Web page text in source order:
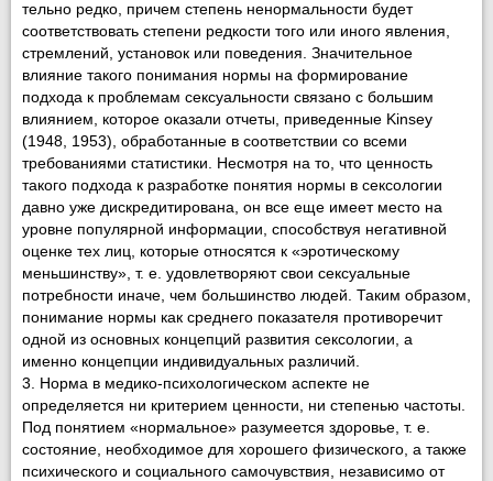
тельно редко, причем степень ненормальности будет
соответство­вать степени редкости того или иного явления,
стремлений, уста­новок или поведения. Значительное
влияние такого понимания нормы на формирование
подхода к проблемам сексуальности свя­зано с большим
влиянием, которое оказали отчеты, приведенные Kinsey
(1948, 1953), обработанные в соответствии со все­ми
требованиями статистики. Несмотря на то, что ценность
такого подхода к разработке понятия нормы в сексологии
давно уже дискредитирована, он все еще имеет место на
уровне популярной информации, способствуя негативной
оценке тех лиц, которые относятся к «эротическому
меньшинству», т. е. удовлетворяют свои сексуальные
потребности иначе, чем большинство людей. Таким образом,
понимание нормы как среднего показателя противоречит
одной из основных концепций развития сексологии, а
именно кон­цепции индивидуальных различий.
3. Норма в медико-психологическом аспекте не
определяется ни критерием ценности, ни степенью частоты.
Под понятием «нормальное» разумеется здоровье, т. е.
состояние, необходимое для хорошего физического, а также
психического и социального самочувствия, независимо от